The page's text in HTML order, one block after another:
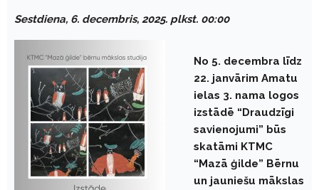
Sestdiena, 6. decembris, 2025. plkst. 00:00
No 5. decembra līdz
22. janvārim Amatu
ielas 3. nama logos
izstādē “Draudzīgi
savienojumi” būs
skatāmi KTMC
“Mazā ģilde” Bērnu
un jauniešu mākslas